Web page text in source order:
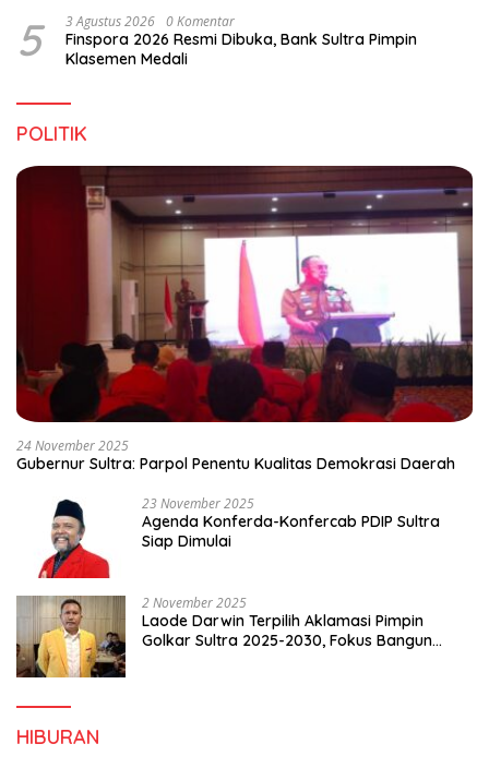
5 3 Agustus 2026 0 Komentar
Finspora 2026 Resmi Dibuka, Bank Sultra Pimpin
Klasemen Medali
POLITIK
24 November 2025
Gubernur Sultra: Parpol Penentu Kualitas Demokrasi Daerah
23 November 2025
Agenda Konferda-Konfercab PDIP Sultra
Siap Dimulai
2 November 2025
Laode Darwin Terpilih Aklamasi Pimpin
Golkar Sultra 2025-2030, Fokus Bangun
HIBURAN